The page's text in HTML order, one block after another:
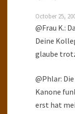
October 25,
@Frau K.:
Deine
glaube
@Phlar:
Kanone
erst hat